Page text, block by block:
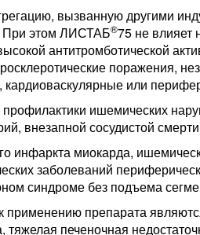
вызванную другими
этом ЛИСТАБ®75 не влияет
антитромботической
поражения,
кардиоваскулярные или
ишемических
внезапной сосудистой
инфаркта миокарда,
заболеваний
синдроме без подъема
препарата
тяжелая печеночная